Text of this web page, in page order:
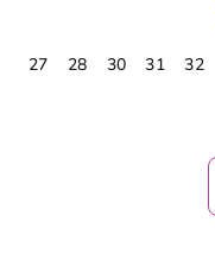
27 28 30 31 32